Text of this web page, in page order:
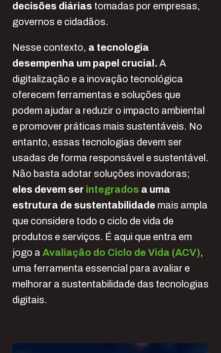
decisões diárias tomadas por empresas,
governos e cidadãos.
Nesse contexto, a tecnologia
desempenha um papel crucial. A
digitalização e a inovação tecnológica
oferecem ferramentas e soluções que
podem ajudar a reduzir o impacto ambiental
e promover práticas mais sustentáveis. No
entanto, essas tecnologias devem ser
usadas de forma responsável e sustentável.
Não basta adotar soluções inovadoras;
eles devem ser integrados a uma
estrutura de sustentabilidade mais ampla
que considere todo o ciclo de vida de
produtos e serviços. É aqui que entra em
jogo a Avaliação do Ciclo de Vida (ACV),
uma ferramenta essencial para avaliar e
melhorar a sustentabilidade das tecnologias
digitais.